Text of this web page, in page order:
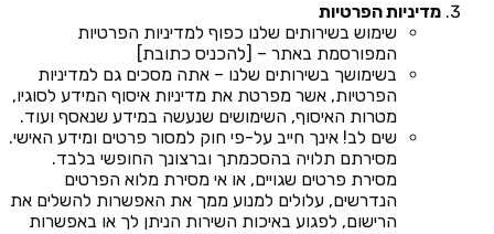
מדיניות הפרטיות
שימוש בשירותים שלנו כפוף למדיניות הפרטיות
המפורסמת באתר – [להכניס כתובת]
בשימושך בשירותים שלנו – אתה מסכים גם למדיניות
הפרטיות, אשר מפרטת את מדיניות איסוף המידע לסוגיו,
מטרות האיסוף, השימושים שנעשה במידע שנאסף ועוד.
שים לב! אינך חייב על-פי חוק למסור פרטים ומידע האישי.
מסירתם תלויה בהסכמתך וברצונך החופשי בלבד.
מסירת פרטים שגויים, או אי מסירת מלוא הפרטים
הנדרשים, עלולים למנוע ממך את האפשרות להשלים את
הרישום, לפגוע באיכות השירות הניתן לך או באפשרות